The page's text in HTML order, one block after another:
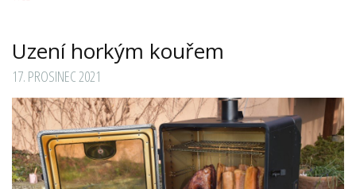
Uzení horkým kouřem
17. PROSINEC 2021